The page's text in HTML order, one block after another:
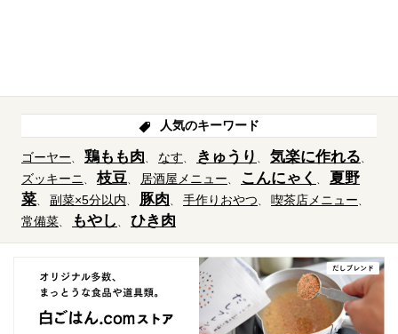
人気のキーワード
ゴーヤー 鶏もも肉 なす きゅうり 気楽に作れる
ズッキーニ 枝豆 居酒屋メニュー こんにゃく
夏野
菜
副菜×5分以内 豚肉 手作りおやつ
喫茶店メニュー
常備菜
もやし ひき肉